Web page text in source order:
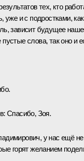
тех, кто
уже и с подростками,
зависит будущее
слова, так оно и
Спасибо, Зоя.
у нас ещё
горят желанием